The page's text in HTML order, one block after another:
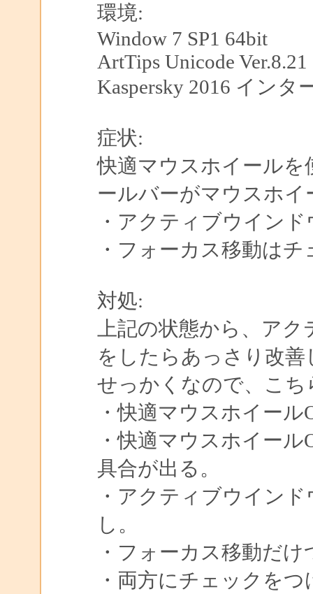
環境:
Window 7 SP1 64bit
ArtTips Unicode
Kaspersky 2016 イン
症状:
快適マウスホイールを
ールバーがマウスホ
・アクティブウイン
・フォーカス移動はチ
対処:
上記の状態から、ア
をしたらあっさり改善
せっかくなので、こ
・快適マウスホイー
・快適マウスホイー
具合が出る。
・アクティブウイン
し。
・フォーカス移動だ
・両方にチェックを